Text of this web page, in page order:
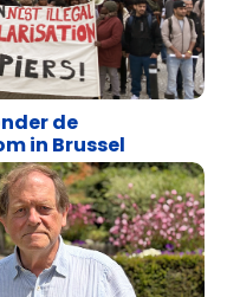
de
in Brussel